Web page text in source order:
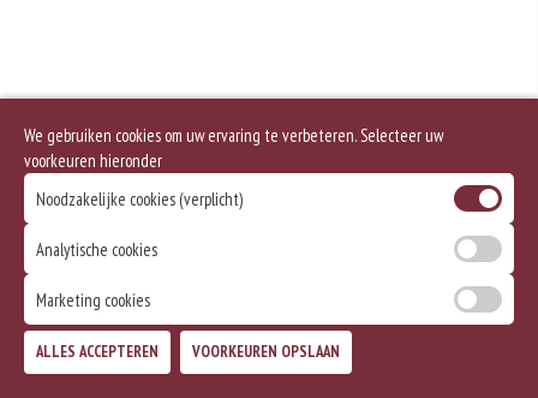
We gebruiken cookies om uw ervaring te verbeteren. Selecteer uw
voorkeuren hieronder
Noodzakelijke cookies (verplicht)
Analytische cookies
Marketing cookies
ALLES ACCEPTEREN VOORKEUREN OPSLAAN